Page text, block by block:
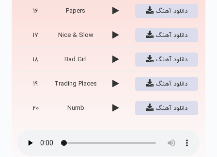
16 Papers دانلود آهنگ
17 Nice & Slow دانلود آهنگ
18 Bad Girl دانلود آهنگ
19 Trading Places دانلود آهنگ
20 Numb دانلود آهنگ